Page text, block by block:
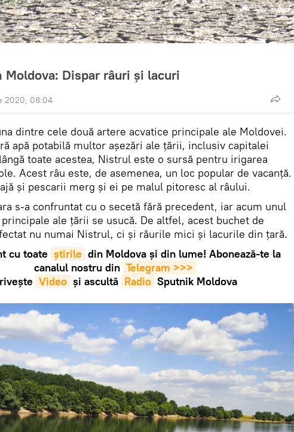
Moldova: Dispar râuri și lacuri
2020, 08:04
dintre cele două artere acvatice principale ale Moldovei.
apă potabilă multor așezări ale țării, inclusiv capitalei
toate acestea, Nistrul este o sursă pentru irigarea
Acest râu este, de asemenea, un loc popular de vacanță.
și pescarii merg și ei pe malul pitoresc al râului.
s-a confruntat cu o secetă fără precedent, iar acum unul
ale țării se usucă. De altfel, acest buchet de
nu numai Nistrul, ci și râurile mici și lacurile din țară.
cu toate știrile din Moldova și din lume! Abonează-te la
canalul nostru din Telegram >>>
Video și ascultă Radio Sputnik Moldova